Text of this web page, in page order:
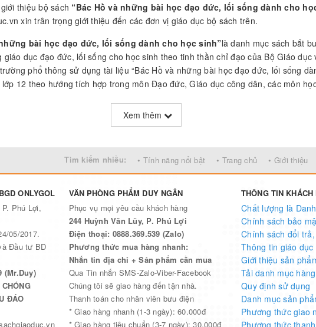
thiệu bộ sách “Bác Hồ và những bài học đạo đức, lối sống dành cho
xin trân trọng giới thiệu đến các đơn vị giáo dục bộ sách trên.
bài học đạo đức, lối sống dành cho học sinh”là danh mục sách bắt
dục đạo đức, lối sống cho học sinh theo tinh thần chỉ đạo của Bộ Giáo
phổ thông sử dụng tài liệu “Bác Hồ và những bài học đạo đức, lối sống
12 theo hướng tích hợp trong môn Đạo đức, Giáo dục công dân, các môn
với đặc điểm tâm sinh lý lứa tuổi học sinh, đặc trưng của từng bộ môn và các
của Bộ Chính Trị
Xem thêm
Tìm kiếm nhiều: • Tính năng nổi bật • Trang chủ • Giới thiệu
ONLYGOL
Phú Lợi,
05/2017.
Đầu tư BD
(Mr.Duy)
ĐÁO
VĂN PHÒNG PHẨM DUY NGÂN
Phục vụ mọi yêu cầu khách hàng
244 Huỳnh Văn Lũy, P. Phú Lợi
Điện thoại: 0888.369.539 (Zalo)
Phương thức mua hàng nhanh:
Nhắn tin địa chỉ + Sản phẩm cần mua
Qua Tin nhắn SMS-Zalo-Viber-Facebook
Chúng tôi sẽ giao hàng đến tận nhà.
Thanh toán cho nhân viên bưu điện
* Giao hàng nhanh (1-3 ngày): 60.000đ
* Giao hàng tiêu chuẩn (3-7 ngày): 30.000đ
THÔNG TIN KHÁCH
Chất lượng là
Chính sách bảo
Chính sách đổi
Thông tin giáo dục
Giới thiệu sản
Tải danh mục
Quy định sử dụng
Danh mục sản
Phương thức giao
Phương thức